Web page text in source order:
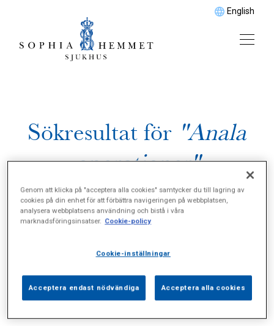
English
Sökresultat för "Anala
operationer"
Genom att klicka på "acceptera alla cookies" samtycker du till lagring av
cookies på din enhet för att förbättra navigeringen på webbplatsen,
analysera webbplatsens användning och bistå i våra
marknadsföringsinsatser. Cookie-policy
Cookie-inställningar
Acceptera endast nödvändiga Acceptera alla cookies